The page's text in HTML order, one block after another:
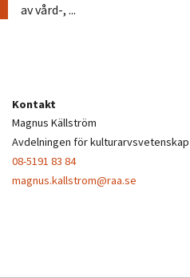
av vård-, ...
Kontakt
Magnus Källström
Avdelningen för kulturarvsvetenskap
08-5191 83 84
magnus.kallstrom@raa.se